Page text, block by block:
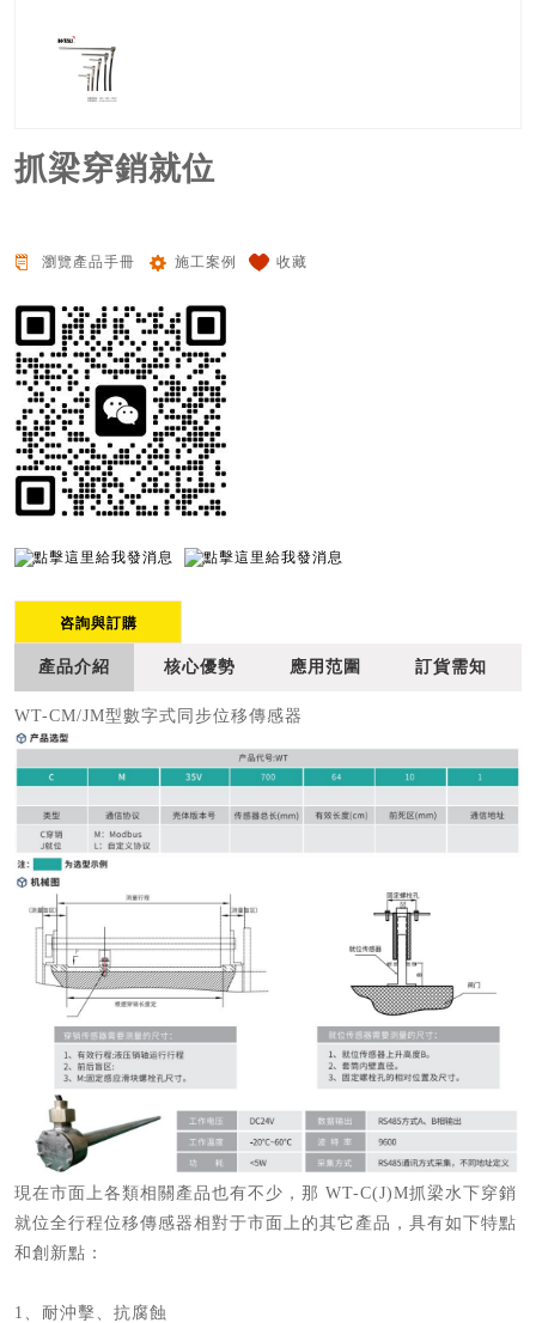
抓梁穿銷就位
瀏覽產品手冊 施工案例 收藏
咨詢與訂購
產品介紹 核心優勢 應用范圍 訂貨需知
WT-CM/JM型數字式同步位移傳感器
現在市面上各類相關產品也有不少，那 WT-C(J)M抓梁水下穿銷
就位全行程位移傳感器相對于市面上的其它產品，具有如下特點
和創新點：
1、耐沖擊、抗腐蝕